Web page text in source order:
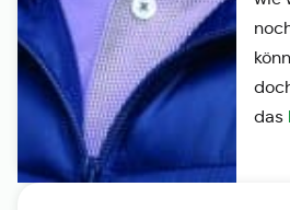
das